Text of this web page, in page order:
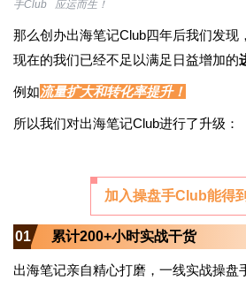
手Club 应运而生！
那么创办出海笔记Club四年后我们发现，
现在的我们已经不足以满足日益增加的
例如流量扩大和转化率提升！
所以我们对出海笔记Club进行了升级：
加入操盘手Club能得
01 累计200+小时实战干货
出海笔记亲自精心打磨， 一线实战操盘